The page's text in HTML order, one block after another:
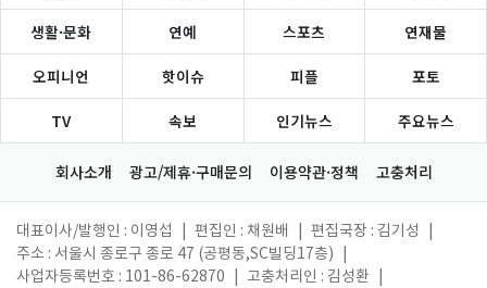
생활·문화 연예 스포츠 연재물
오피니언 핫이슈 피플 포토
TV 속보 인기뉴스 주요뉴스
회사소개 광고/제휴·구매문의 이용약관·정책 고충처리
대표이사/발행인 : 이영섭 편집인 : 채원배 편집국장 : 김기성
주소 : 서울시 종로구 종로 47 (공평동,SC빌딩17층)
사업자등록번호 : 101-86-62870
고충처리인 : 김성환